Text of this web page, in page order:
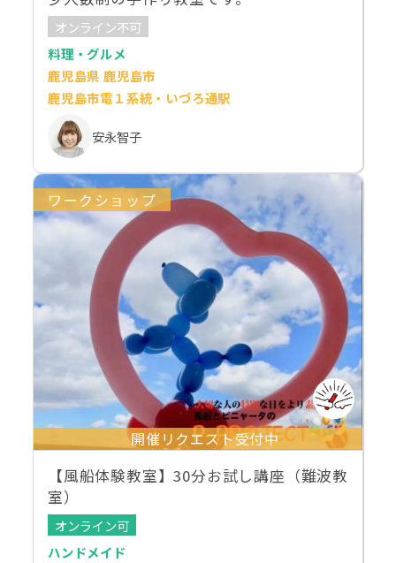
オンライン不可
料理・グルメ
鹿児島県 鹿児島市
鹿児島市電１系統・いづろ通駅
安永智子
ワークショップ
開催リクエスト受付中
【風船体験教室】30分お試し講座（難波教
室）
オンライン可
ハンドメイド